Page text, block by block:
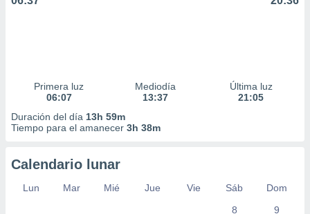
Primera luz
06:07
Mediodía
13:37
Última luz
21:05
Duración del día 13h 59m
Tiempo para el amanecer 3h 38m
Calendario lunar
Lun Mar Mié Jue Vie Sáb
Dom
8
9